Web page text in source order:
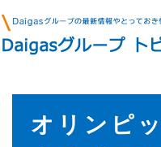
オリンピ